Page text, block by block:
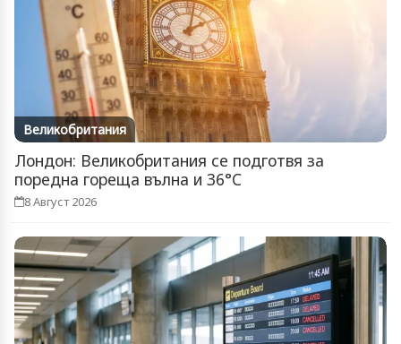
Великобритания
Лондон: Великобритания се подготвя за
поредна гореща вълна и 36°C
8 Август 2026